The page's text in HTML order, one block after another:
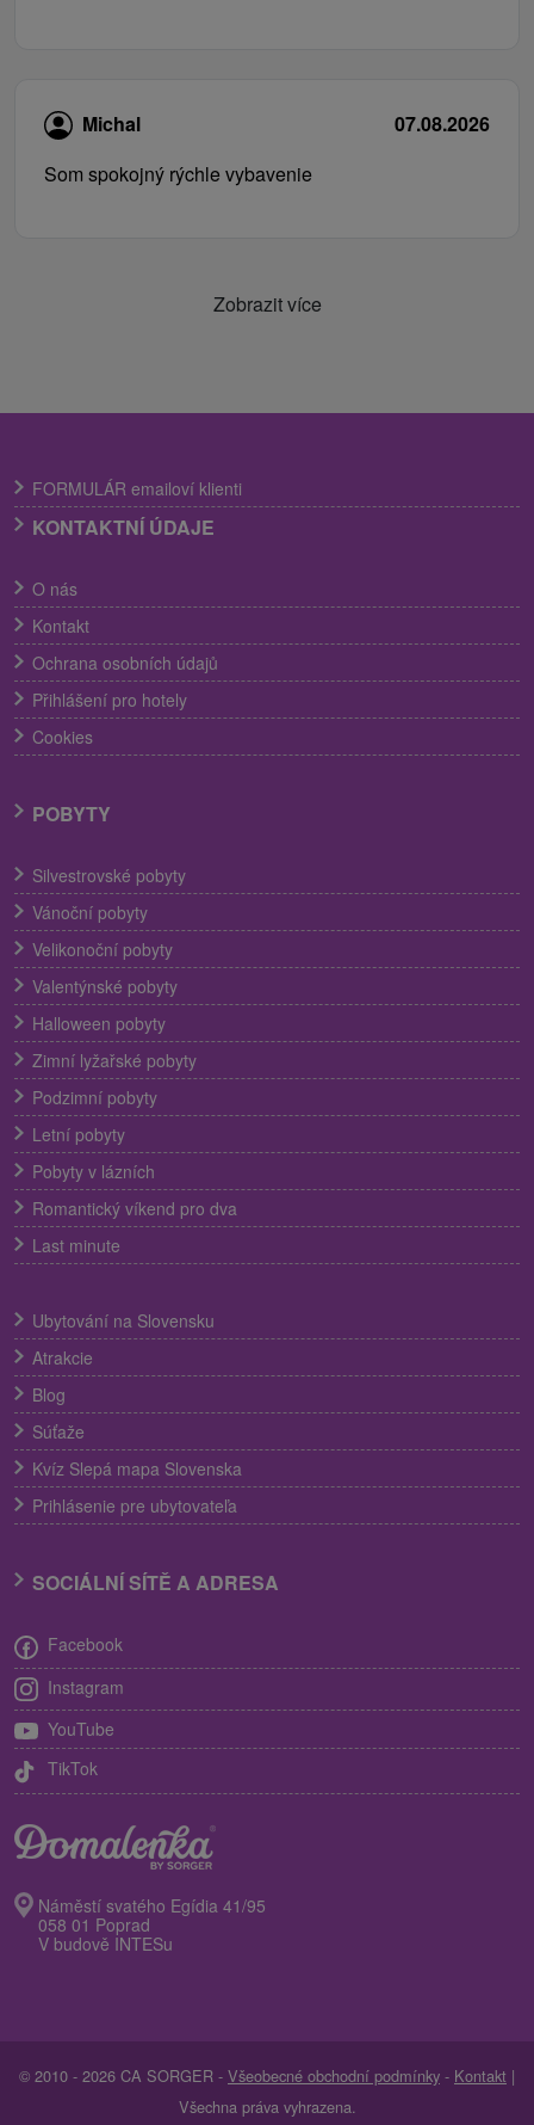
Michal
07.08.2026
Som spokojný rýchle vybavenie
Zobrazit více
FORMULÁR emailoví klienti
KONTAKTNÍ ÚDAJE
O nás
Kontakt
Ochrana osobních údajů
Přihlášení pro hotely
Cookies
POBYTY
Silvestrovské pobyty
Vánoční pobyty
Velikonoční pobyty
Valentýnské pobyty
Halloween pobyty
Zimní lyžařské pobyty
Podzimní pobyty
Letní pobyty
Pobyty v lázních
Romantický víkend pro dva
Last minute
Ubytování na Slovensku
Atrakcie
Blog
Súťaže
Kvíz Slepá mapa Slovenska
Prihlásenie pre ubytovateľa
SOCIÁLNÍ SÍTĚ A ADRESA
Facebook
Instagram
YouTube
TikTok
Náměstí svatého Egídia 41/95
058 01 Poprad
V budově INTESu
© 2010 - 2026 CA SORGER - Všeobecné obchodní podmínky - Kontakt |
Všechna práva vyhrazena.